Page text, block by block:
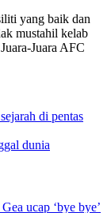
yang baik dan
mustahil kelab
Juara AFC
di pentas
dunia